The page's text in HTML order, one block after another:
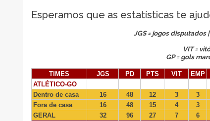
Esperamos que as estatísticas te
JGS = jogos disputados
VIT =
GP = gols
TIMES JGS PD PTS VIT EMP
ATLÉTICO-GO
Dentro de casa
16 48 12 3 3
Fora de casa
16 48 15 4 3
GERAL
32 96 27 7 6